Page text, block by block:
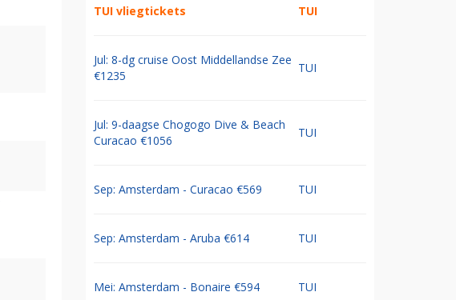
TUI vliegtickets TUI
Jul: 8-dg cruise Oost Middellandse Zee
€1235
TUI
Jul: 9-daagse Chogogo Dive & Beach
Curacao €1056
TUI
Sep: Amsterdam - Curacao €569 TUI
Sep: Amsterdam - Aruba €614 TUI
Mei: Amsterdam - Bonaire €594 TUI